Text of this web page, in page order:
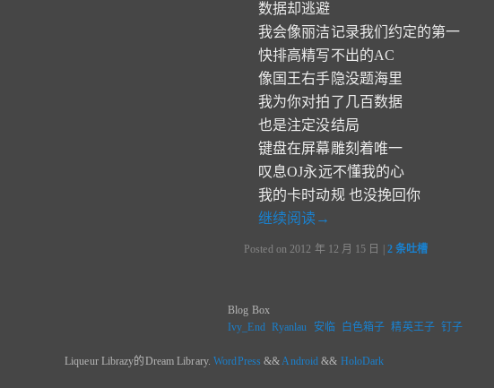
数据却逃避
我会像丽洁记录我们约定的第一
快排高精写不出的AC
像国王右手隐没题海里
我为你对拍了几百数据
也是注定没结局
键盘在屏幕雕刻着唯一
叹息OJ永远不懂我的心
我的卡时动规 也没挽回你
继续阅读 →
Posted on 2012 年 12 月 15 日 2 条吐槽
Blog Box
Ivy_End Ryanlau 安临 白色箱子 精英王子 钉子
Liqueur Librazy的Dream Library.WordPress &&Android && HoloDark